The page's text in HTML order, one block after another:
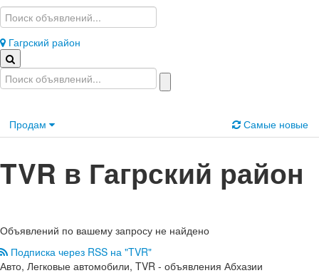
Гагрский район
Продам Самые новые
TVR в Гагрский район
Объявлений по вашему запросу не найдено
Подписка через RSS на "TVR"
Авто, Легковые автомобили, TVR - объявления Абхазии